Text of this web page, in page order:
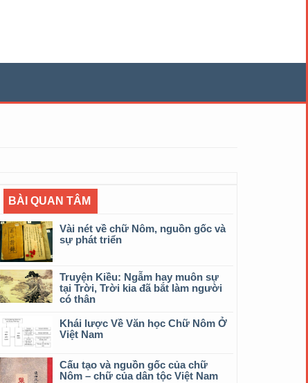
BÀI QUAN TÂM
Vài nét về chữ Nôm, nguồn gốc và
sự phát triển
Truyện Kiều: Ngẫm hay muôn sự
tại Trời, Trời kia đã bắt làm người
có thân
Khái lược Về Văn học Chữ Nôm Ở
Việt Nam
Cấu tạo và nguồn gốc của chữ
Nôm – chữ của dân tộc Việt Nam